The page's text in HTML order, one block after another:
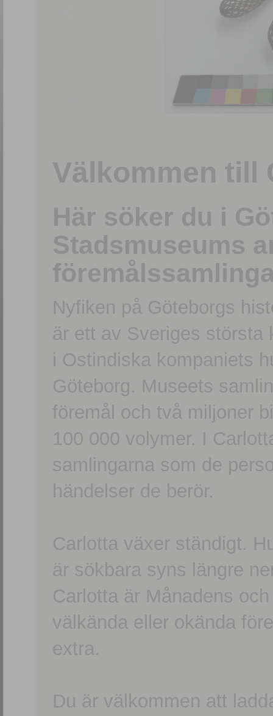
Välkommen till
Här söker du i
Stadsmuseums
Nyfiken på Göteborgs
är ett av Sveriges största
i Ostindiska kompaniets
Göteborg. Museets
föremål och två miljoner
100 000 volymer. I
samlingarna som de
händelser de berör.
Carlotta växer ständigt.
är sökbara syns längre
Carlotta är Månadens
välkända eller okända
extra.
Du är välkommen att